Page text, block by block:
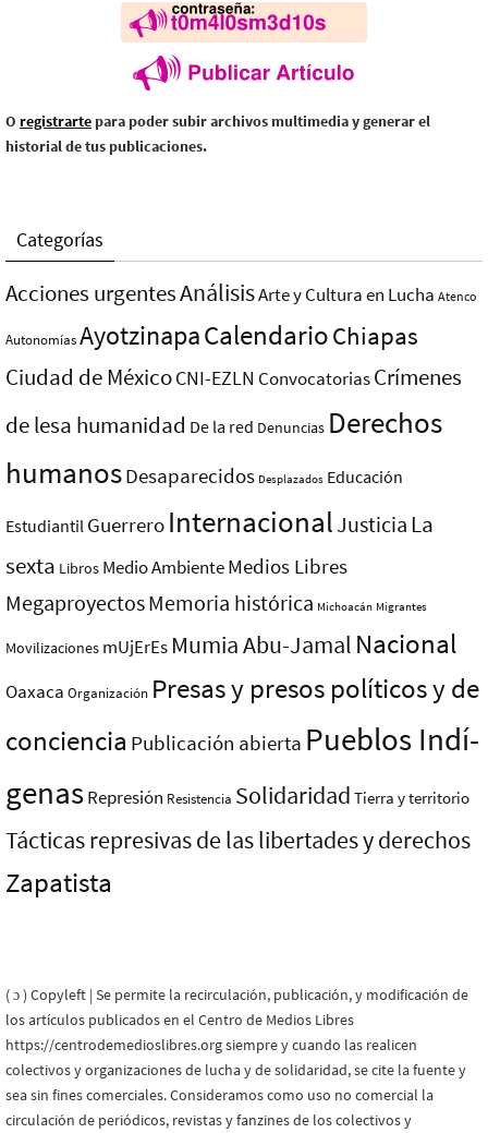
O registrarte para poder subir archivos multimedia y generar el
historial de tus publicaciones.
Categorías
Acciones urgentesAnálisisArte y Cultura en Lucha Atenco
AutonomíasAyotzinapaCalendarioChiapas
Ciudad de MéxicoCNI-EZLN ConvocatoriasCrímenes
de lesa humanidad De la red Denuncias Derechos
humanosDesaparecidos Desplazados Educación
Estudiantil Guerrero InternacionalJusticia La
sexta Libros Medio AmbienteMedios Libres
MegaproyectosMemoria histórica Michoacán Migrantes
Movilizaciones mUjErEs Mumia Abu-Jamal Nacional
Oaxaca Organización Presas y presos polí­ticos y de
conciencia Publicación abierta Pueblos Indí­
genasRepresión Resistencia Solidaridad Tierra y territorio
Tácticas represivas de las libertades y derechos
Zapatista
( ɔ ) Copyleft | Se permite la recirculación, publicación, y modificación de
los artículos publicados en el Centro de Medios Libres
https://centrodemedioslibres.org siempre y cuando las realicen
colectivos y organizaciones de lucha y de solidaridad, se cite la fuente y
sea sin fines comerciales. Consideramos como uso no comercial la
circulación de periódicos, revistas y fanzines de los colectivos y